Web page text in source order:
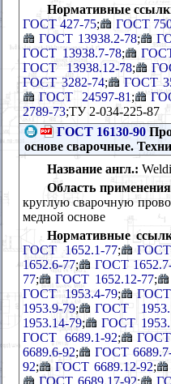
Нормативные
ГОСТ 427-75;
ГОСТ
ГОСТ 13938.2-78;
ГОСТ 13938.7-78;
ГОСТ 13938.12-78;
ГОСТ 3282-74;
ГОСТ
ГОСТ 24597-81 ;
2789-73;ТУ 2-034-225-87
ГОСТ 16130-90
основе сварочные.
Название англ.:
Область
круглую сварочную
медной основе
Нормативные
ГОСТ 1652.1-77;
ГОСТ
1652.6-77;
ГОСТ
77; ГОСТ 1652.12-77;
ГОСТ 1953.4-79;
ГОСТ
1953.9-79;
ГОСТ
1953.14-79;
ГОСТ
ГОСТ 6689.1-92;
ГОСТ
6689.6-92;
ГОСТ
92; ГОСТ 6689.12-92;
ГОСТ 6689.17-92;